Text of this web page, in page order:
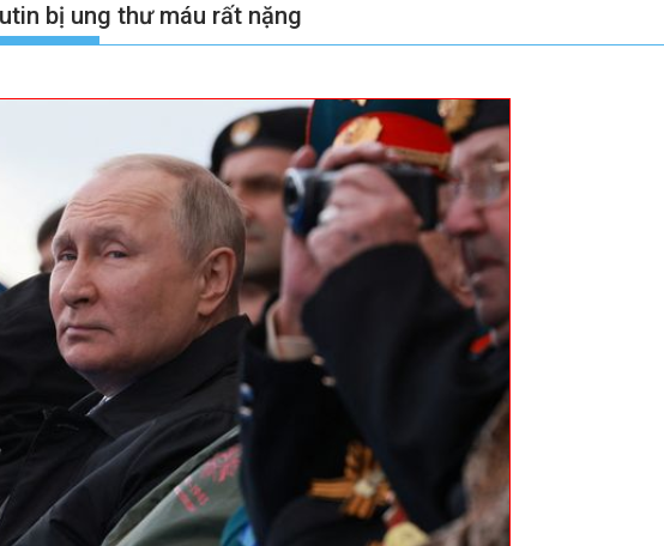
bị ung thư máu rất nặng